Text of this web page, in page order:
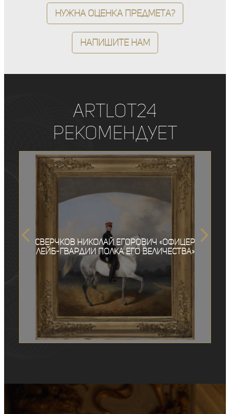
Нужна оценка предмета?
Напишите нам
ArtLot24
рекомендует
Сверчков Николай Егорович «Офицер
лейб-гвардии полка Его Величества»